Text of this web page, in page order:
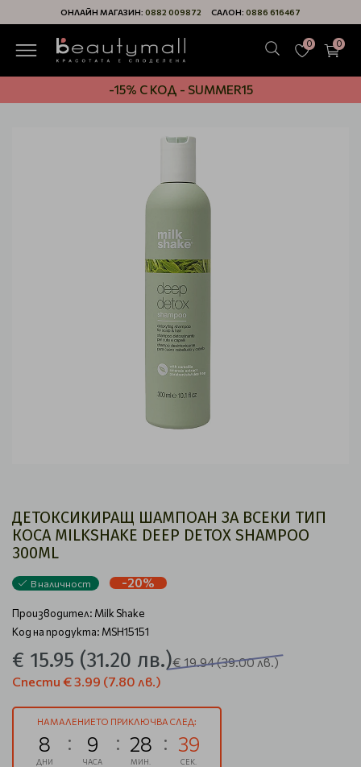
ОНЛАЙН МАГАЗИН: 0882 009872 САЛОН: 0886 616467
0 0
-15% С КОД - SUMMER15
ДЕТОКСИКИРАЩ ШАМПОАН ЗА ВСЕКИ ТИП
КОСА MILKSHAKE DEEP DETOX SHAMPOO
300ML
В наличност -20%
Производител: Milk Shake
Код на продукта: MSH15151
€ 15.95 (31.20 лв.)€ 19.94(39.00 лв.)
Спести € 3.99 (7.80 лв.)
НАМАЛЕНИЕТО ПРИКЛЮЧВА СЛЕД:
8
ДНИ
9
ЧАСА
28
МИН.
38
СЕК.